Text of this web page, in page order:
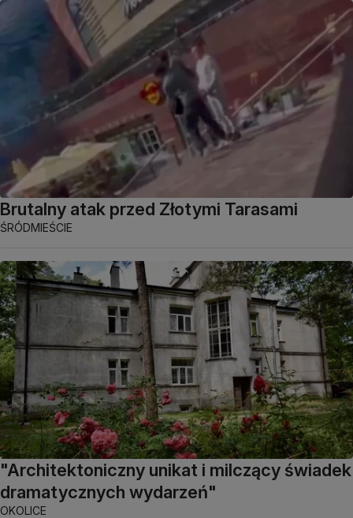
Brutalny atak przed Złotymi Tarasami
ŚRÓDMIEŚCIE
"Architektoniczny unikat i milczący świadek
dramatycznych wydarzeń"
OKOLICE